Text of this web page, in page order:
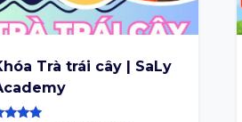
Trà trái cây | SaLy